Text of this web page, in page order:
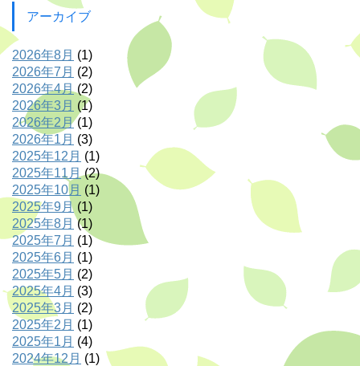
アーカイブ
2026年8月 (1)
2026年7月 (2)
2026年4月(2)
2026年3月 (1)
2026年2月(1)
2026年1月 (3)
2025年12月 (1)
2025年11月(2)
2025年10月 (1)
2025年9月 (1)
2025年8月 (1)
2025年7月 (1)
2025年6月 (1)
2025年5月 (2)
2025年4月 (3)
2025年3月 (2)
2025年2月 (1)
2025年1月 (4)
2024年12月 (1)